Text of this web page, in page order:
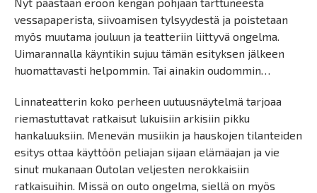
vessapaperista, siivoamisen tylsyydestä ja poistetaan
myös muutama jouluun ja teatteriin liittyvä ongelma.
Uimarannalla käyntikin sujuu tämän esityksen jälkeen
huomattavasti helpommin. Tai ainakin oudommin…
Linnateatterin koko perheen uutuusnäytelmä tarjoaa
riemastuttavat ratkaisut lukuisiin arkisiin pikku
hankaluuksiin. Menevän musiikin ja hauskojen tilanteiden
esitys ottaa käyttöön peliajan sijaan elämäajan ja vie
sinut mukanaan Outolan veljesten nerokkaisiin
ratkaisuihin. Missä on outo ongelma, siellä on myös